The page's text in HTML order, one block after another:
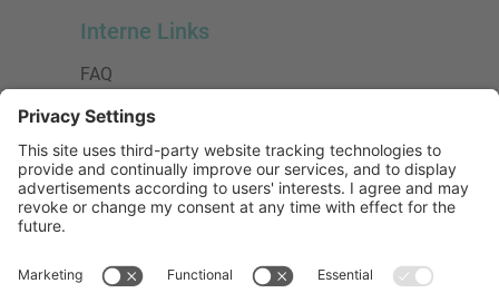
Interne Links
FAQ
Datenschutzerklärung
Impressum
Presse
Urheberrecht
Mitglied bei: